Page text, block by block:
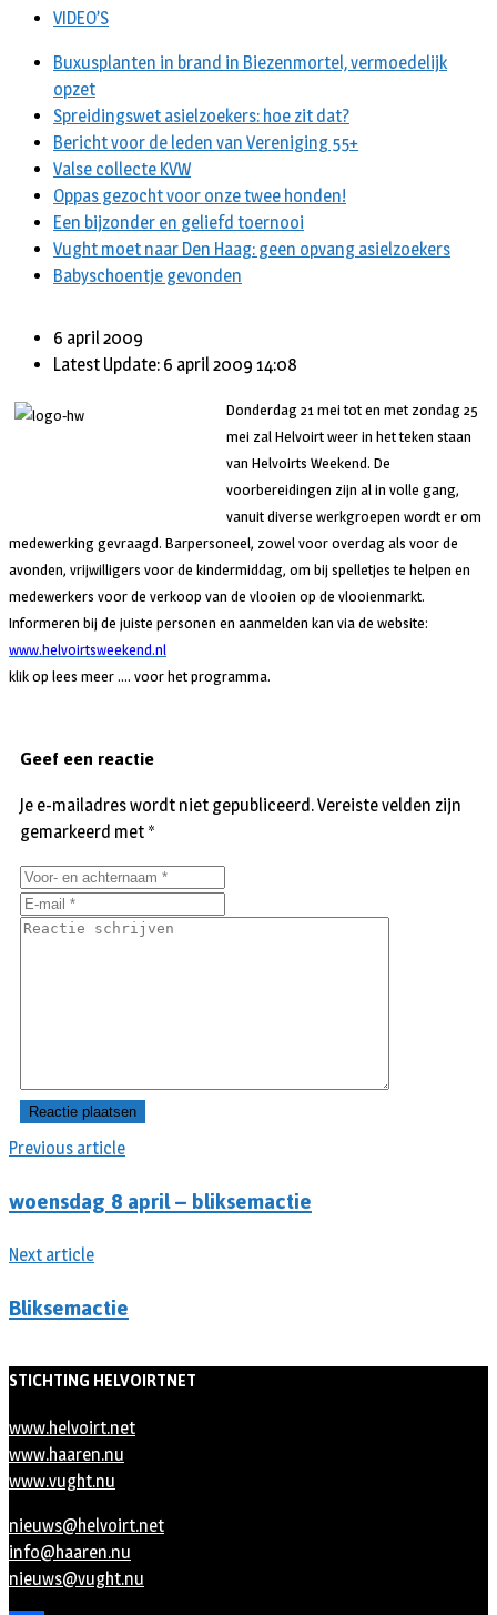
VIDEO’S
Buxusplanten in brand in Biezenmortel, vermoedelijk
opzet
Spreidingswet asielzoekers: hoe zit dat?
Bericht voor de leden van Vereniging 55+
Valse collecte KVW
Oppas gezocht voor onze twee honden!
Een bijzonder en geliefd toernooi
Vught moet naar Den Haag: geen opvang asielzoekers
Babyschoentje gevonden
6 april 2009
Latest Update: 6 april 2009 14:08
Donderdag 21 mei tot en met zondag 25
mei zal Helvoirt weer in het teken staan
van Helvoirts Weekend. De
voorbereidingen zijn al in volle gang,
vanuit diverse werkgroepen wordt er om
medewerking gevraagd. Barpersoneel, zowel voor overdag als voor de
avonden, vrijwilligers voor de kindermiddag, om bij spelletjes te helpen en
medewerkers voor de verkoop van de vlooien op de vlooienmarkt.
Informeren bij de juiste personen en aanmelden kan via de website:
www.helvoirtsweekend.nl
klik op lees meer …. voor het programma.
Previous article
woensdag 8 april – bliksemactie
Next article
Bliksemactie
Geef een reactie
Je e-mailadres wordt niet gepubliceerd.Vereiste velden zijn
gemarkeerd met *
STICHTING HELVOIRTNET
www.helvoirt.net
www.haaren.nu
www.vught.nu
nieuws@helvoirt.net
info@haaren.nu
nieuws@vught.nu